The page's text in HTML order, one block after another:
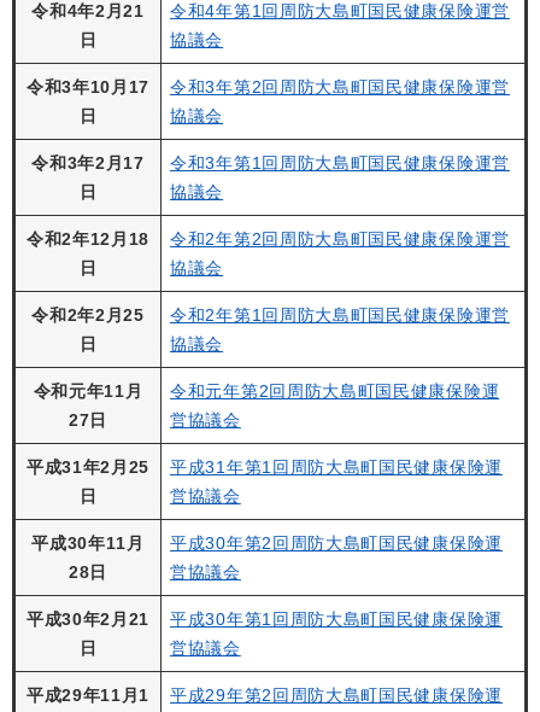
令和4年2月21
日
令和4年第1回周防大島町国民健康保険運営
協議会
令和3年10月17
日
令和3年第2回周防大島町国民健康保険運営
協議会
令和3年2月17
日
令和3年第1回周防大島町国民健康保険運営
協議会
令和2年12月18
日
令和2年第2回周防大島町国民健康保険運営
協議会
令和2年2月25
日
令和2年第1回周防大島町国民健康保険運営
協議会
令和元年11月
27日
令和元年第2回周防大島町国民健康保険運
営協議会
平成31年2月25
日
平成31年第1回周防大島町国民健康保険運
営協議会
平成30年11月
28日
平成30年第2回周防大島町国民健康保険運
営協議会
平成30年2月21
日
平成30年第1回周防大島町国民健康保険運
営協議会
平成29年11月1 平成29年第2回周防大島町国民健康保険運